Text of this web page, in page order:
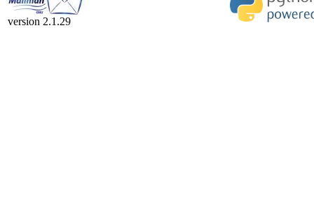
version 2.1.29